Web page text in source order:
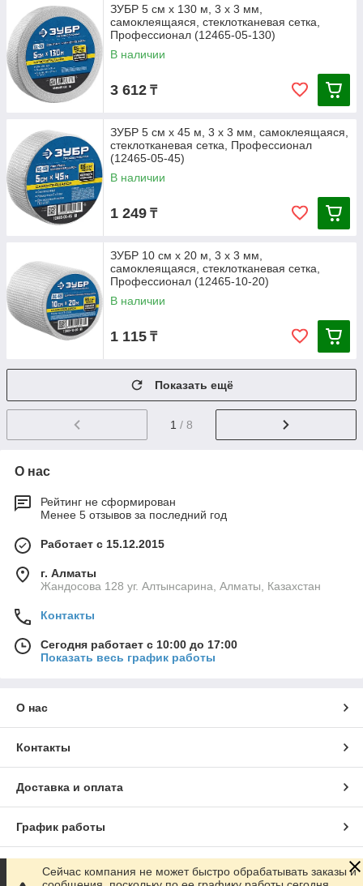
ЗУБР 5 см х 130 м, 3 х 3 мм,
самоклеящаяся, стеклотканевая сетка,
Профессионал (12465-05-130)
В наличии
3 612 ₸
ЗУБР 5 см х 45 м, 3 х 3 мм, самоклеящаяся,
стеклотканевая сетка, Профессионал
(12465-05-45)
В наличии
1 249 ₸
ЗУБР 10 см х 20 м, 3 х 3 мм,
самоклеящаяся, стеклотканевая сетка,
Профессионал (12465-10-20)
В наличии
1 115 ₸
Показать ещё
1 / 8
О нас
Рейтинг не сформирован
Менее 5 отзывов за последний год
Работает с 15.12.2015
г. Алматы
Жандосова 128 уг. Алтынсарина, Алматы, Казахстан
Контакты
Сегодня работает с 10:00 до 17:00
Показать весь график работы
О нас
Контакты
Доставка и оплата
График работы
Полная версия сайта
Сейчас компания не может быстро обрабатывать заказы и